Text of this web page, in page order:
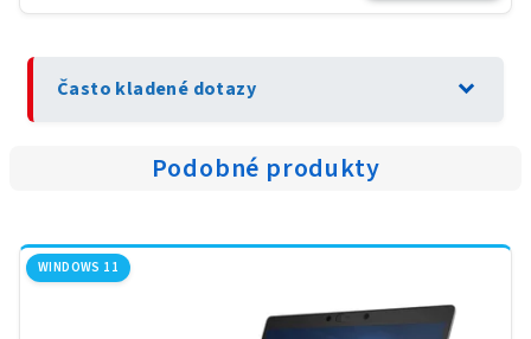
Často kladené dotazy expand_more
Podobné produkty
WINDOWS 11